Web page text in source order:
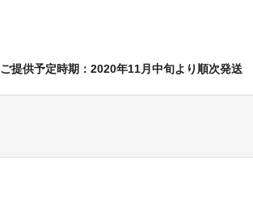
ご提供予定時期：2020年11月中旬より順次発送